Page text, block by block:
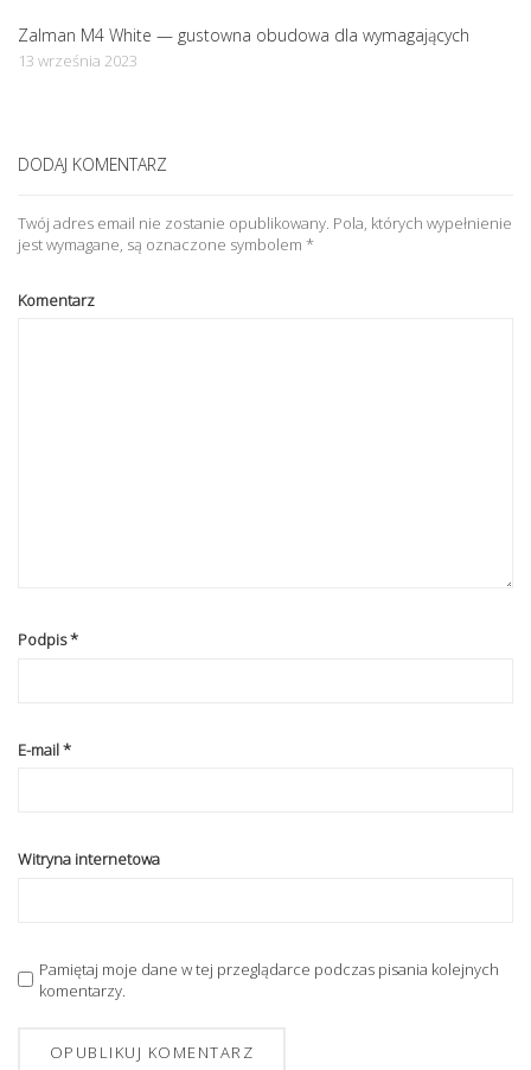
Zalman M4 White — gustowna obudowa dla wymagających
13 września 2023
DODAJ KOMENTARZ
Twój adres email nie zostanie opublikowany. Pola, których wypełnienie
jest wymagane, są oznaczone symbolem *
Komentarz
Podpis*
E-mail*
Witryna internetowa
Pamiętaj moje dane w tej przeglądarce podczas pisania kolejnych
komentarzy.